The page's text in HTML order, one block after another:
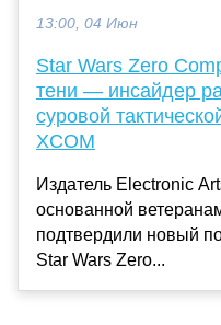
13:00, 04 Июн
Star Wars Zero
тени — инсайдер
суровой
XCOM
Издатель Electronic
основанной
подтвердили новый
Star Wars Zero...